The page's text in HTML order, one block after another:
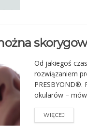
Od jakiegoś
rozwiązaniem
PRESBYOND®.
okularów –
WIĘCEJ